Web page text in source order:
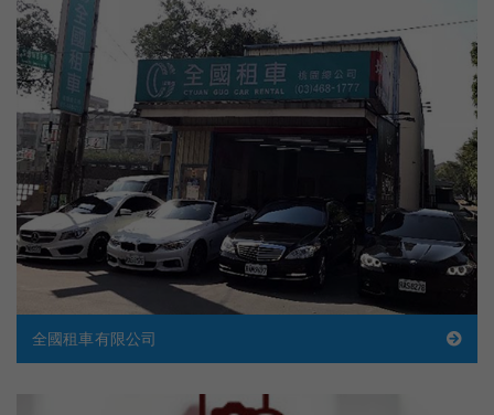
全國租車有限公司